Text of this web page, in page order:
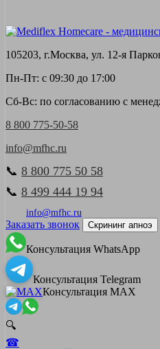
105203, г.Москва, ул. 12-я
Пн-Пт: с 09:30 до 17:00
Сб-Вс: по согласованию с
8 800 775-50-58
info@mfhc.ru
📞 8 800 775 50 58
📞 8 499 444 19 94
info@mfhc.ru
Заказать звонок Скрининг апноэ
Консультация WhatsApp
Консультация Telegram
Консультация MAX
🔍
☎